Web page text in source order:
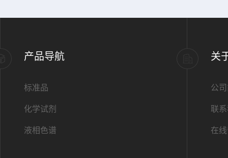
产品导航
标准品
化学试剂
液相色谱
关
公
联
在